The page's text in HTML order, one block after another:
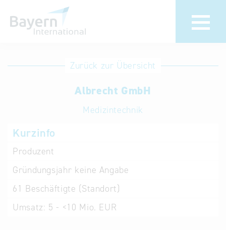
Anmeldung
Unternehmen
anmelden
Eintrag
löschen
Aktualisieren
Bavaria“
Zurück zur Übersicht
Albrecht GmbH
Medizintechnik
Kurzinfo
Produzent
Gründungsjahr keine Angabe
61 Beschäftigte (Standort)
Umsatz: 5 - <10 Mio. EUR